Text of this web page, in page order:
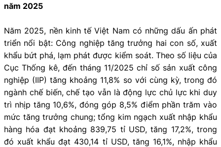
năm 2025
Năm 2025, nền kinh tế Việt Nam có những dấu ấn phát
triển nổi bật: Công nghiệp tăng trưởng hai con số, xuất
khẩu bứt phá, lạm phát được kiểm soát. Theo số liệu của
Cục Thống kê, đến tháng 11/2025 chỉ số sản xuất công
nghiệp (IIP) tăng khoảng 11,8% so với cùng kỳ, trong đó
ngành chế biến, chế tạo vẫn là động lực chủ lực khi duy
trì nhịp tăng 10,6%, đóng góp 8,5% điểm phần trăm vào
mức tăng trưởng chung; tổng kim ngạch xuất nhập khẩu
hàng hóa đạt khoảng 839,75 tỉ USD, tăng 17,2%, trong
đó xuất khẩu đạt 430,14 tỉ USD, tăng 16,1%, nhập khẩu